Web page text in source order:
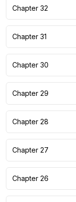
Chapter 32
Chapter 31
Chapter 30
Chapter 29
Chapter 28
Chapter 27
Chapter 26